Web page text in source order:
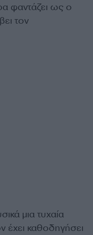
φαντάζει ως ο
τον
μια τυχαία
έχει καθοδηγήσει